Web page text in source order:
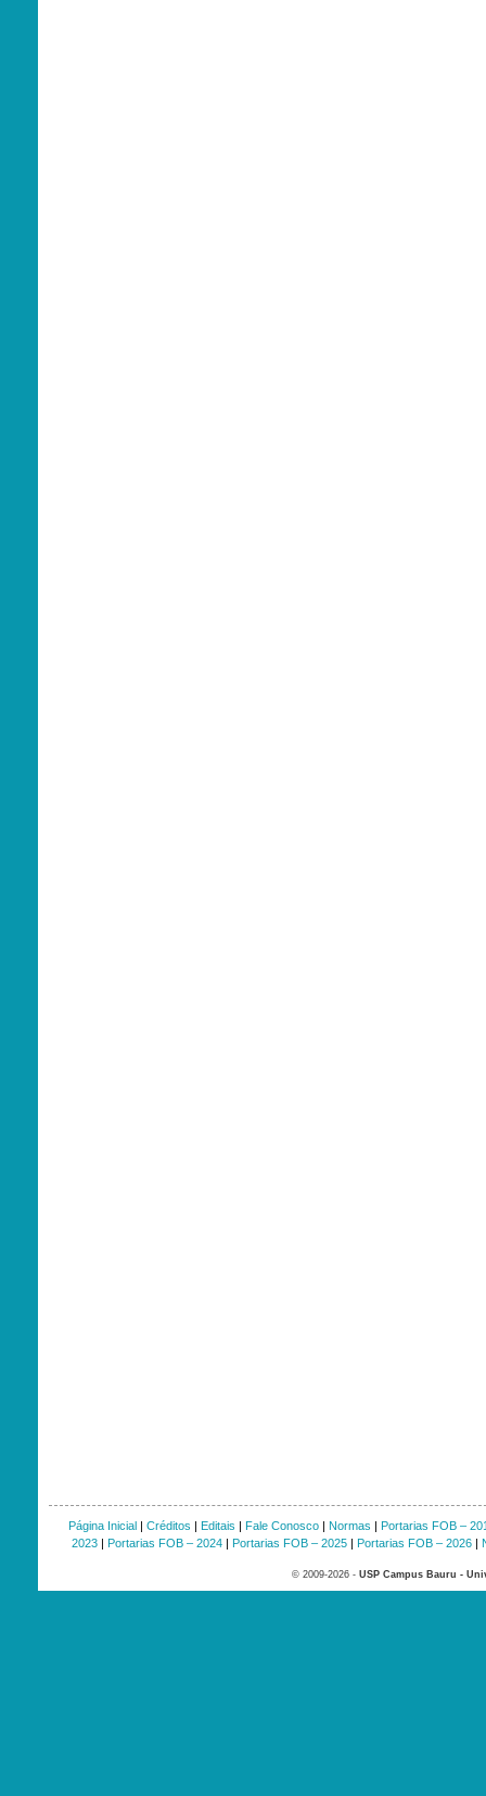
Página Inicial| Créditos | Editais | Fale Conosco| Normas | Portarias FOB –
2023| Portarias FOB – 2024| Portarias FOB – 2025| Portarias FOB – 2026|
© 2009-2026 - USP Campus Bauru -